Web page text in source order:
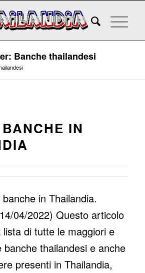
Banche thailandesi
IN
in Thailandia.
04/2022) Questo articolo
di tutte le maggiori e
banche thailandesi e anche
presenti in Thailandia,